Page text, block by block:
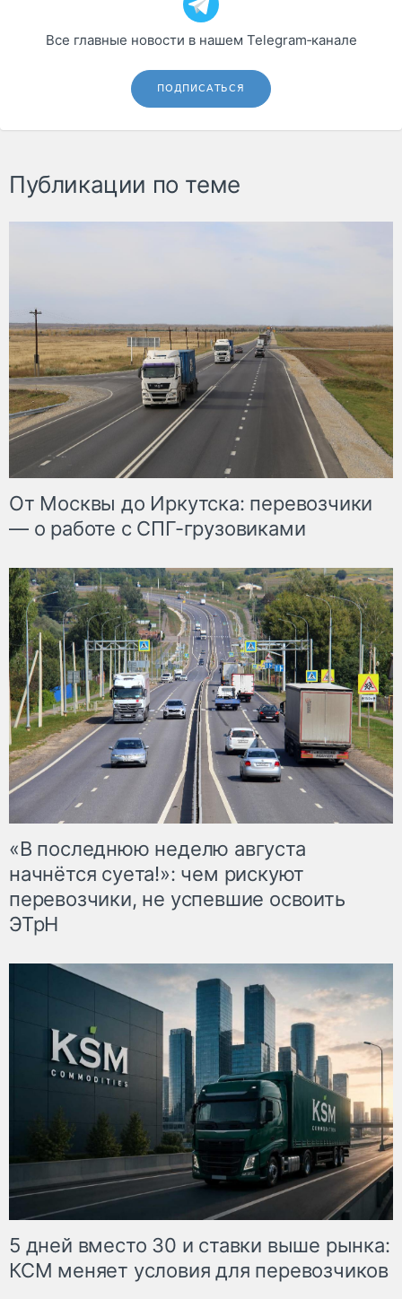
Все главные новости в нашем Telegram‑канале
ПОДПИСАТЬСЯ
Публикации по теме
От Москвы до Иркутска: перевозчики
— о работе с СПГ-грузовиками
«В последнюю неделю августа
начнётся суета!»: чем рискуют
перевозчики, не успевшие освоить
ЭТрН
5 дней вместо 30 и ставки выше рынка:
КСМ меняет условия для перевозчиков